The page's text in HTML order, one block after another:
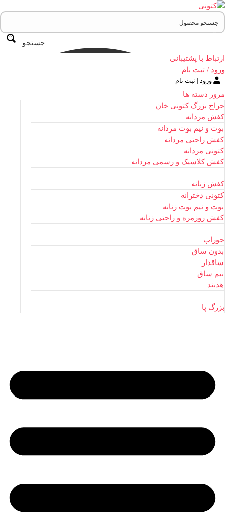
جستجو
ارتباط با پشتیبانی
ورود / ثبت نام
ورود | ثبت نام
مرور دسته ها
حراج بزرگ کتونی خان
کفش مردانه
بوت و نیم بوت مردانه
کفش راحتی مردانه
کتونی مردانه
کفش کلاسیک و رسمی مردانه
کفش زنانه
کتونی دخترانه
بوت و نیم بوت زنانه
کفش روزمره و راحتی زنانه
جوراب
بدون ساق
ساقدار
نیم ساق
هدبند
بزرگ پا